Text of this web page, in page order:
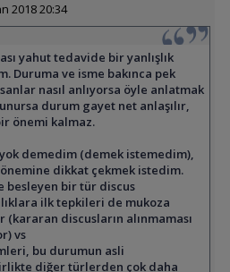
2018 20:34
yahut tedavide bir yanlışlık
Duruma ve isme bakınca pek
nasıl anlıyorsa öyle anlatmak
durum gayet net anlaşılır,
önemi kalmaz.
demedim (demek istemedim),
dikkat çekmek istedim.
besleyen bir tür discus
ilk tepkileri de mukoza
discusların alınmaması
vs
bu durumun asli
diğer türlerden çok daha